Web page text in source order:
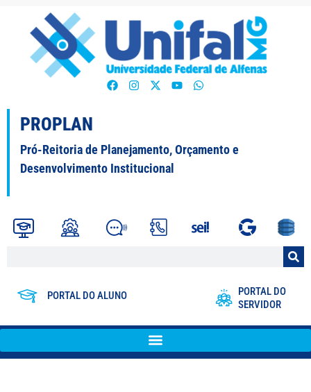
PROPLAN
Pró-Reitoria de Planejamento, Orçamento e
Desenvolvimento Institucional
PORTAL DO ALUNO
PORTAL DO
SERVIDOR